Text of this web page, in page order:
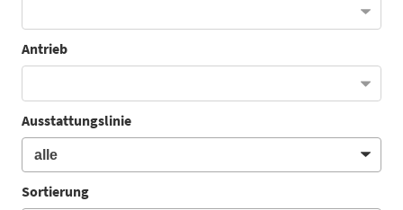
Antrieb
Ausstattungslinie
Sortierung